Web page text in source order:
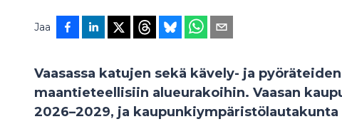
Jaa
Vaasassa katujen sekä kävely- ja
maantieteellisiin alueurakoihin. Vaasan
2026–2029, ja